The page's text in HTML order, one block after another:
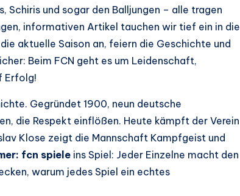
Schiris und sogar den Balljungen – alle tragen
informativen Artikel tauchen wir tief ein in die
aktuelle Saison an, feiern die Geschichte und
Beim FCN geht es um Leidenschaft,
Erfolg!
Gegründet 1900, neun deutsche
die Respekt einflößen. Heute kämpft der Verein
Klose zeigt die Mannschaft Kampfgeist und
fcn spiele ins Spiel: Jeder Einzelne macht den
warum jedes Spiel ein echtes